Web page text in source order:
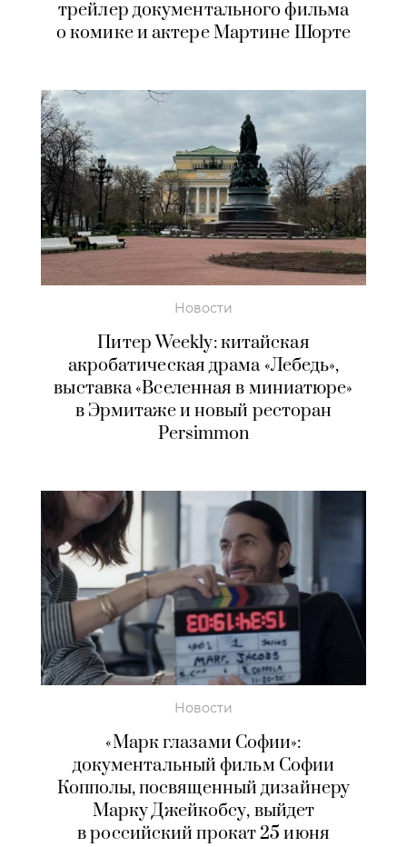
трейлер документального фильма
о комике и актере Мартине Шорте
Новости
Питер Weekly: китайская
акробатическая драма «Лебедь»,
выставка «Вселенная в миниатюре»
в Эрмитаже и новый ресторан
Persimmon
Новости
«Марк глазами Софии»:
документальный фильм Софии
Копполы, посвященный дизайнеру
Марку Джейкобсу, выйдет
в российский прокат 25 июня